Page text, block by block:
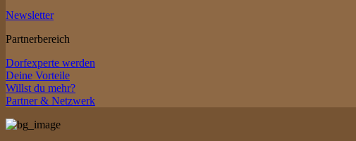
Newsletter
Partnerbereich
Dorfexperte werden
Deine Vorteile
Willst du mehr?
Partner & Netzwerk